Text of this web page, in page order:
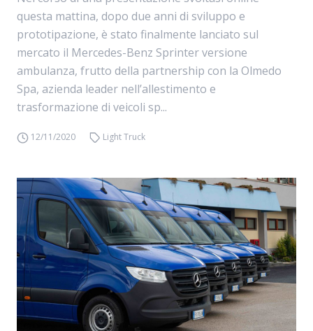
questa mattina, dopo due anni di sviluppo e
prototipazione, è stato finalmente lanciato sul
mercato il Mercedes-Benz Sprinter versione
ambulanza, frutto della partnership con la Olmedo
Spa, azienda leader nell’allestimento e
trasformazione di veicoli sp...
12/11/2020 Light Truck